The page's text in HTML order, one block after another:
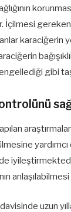
İçilmesi
karaciğerin
gibi
uzun